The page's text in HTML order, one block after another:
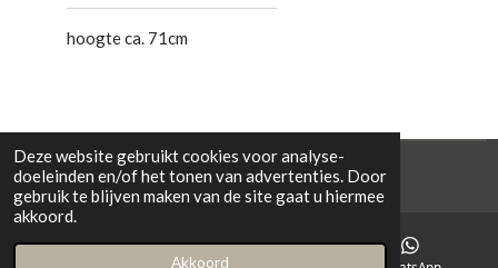
Deze website gebruikt cookies voor analyse-
doeleinden en/of het tonen van advertenties. Door
gebruik te blijven maken van de site gaat u hiermee
akkoord.
Akkoord
hoogte ca. 71cm
© 2021 Cowporation Farmshop